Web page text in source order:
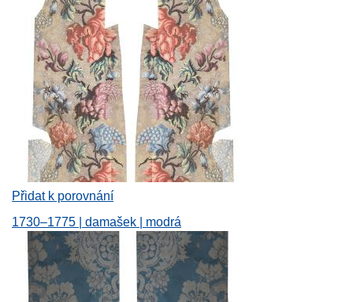
Přidat k porovnání
1730–1775 | damašek | modrá